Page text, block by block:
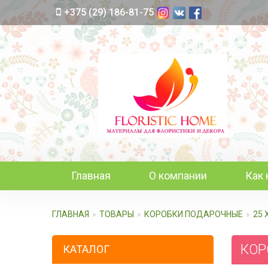
+375 (29) 186-81-75
Главная О компании Как
ГЛАВНАЯ ТОВАРЫ КОРОБКИ ПОДАРОЧНЫЕ 25
КАТАЛОГ